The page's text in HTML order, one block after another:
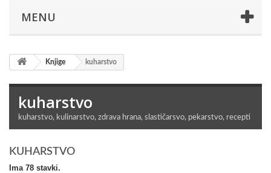
MENU
Knjige kuharstvo
kuharstvo
kuharstvo, kulinarstvo, zdrava hrana, slastičarsvo, pekarstvo, recepti
KUHARSTVO
Ima 78 stavki.